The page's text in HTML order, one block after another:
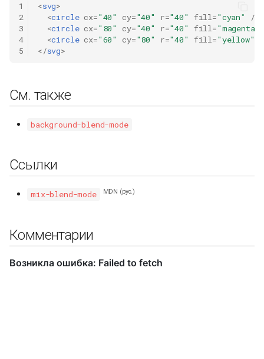
1
2
3
4
5
<svg>
<circle cx="40" cy="40" r="40" fill="cyan"
/>
<circle cx="80" cy="40" r="40" fill="magenta"
<circle cx="60" cy="80" r="40" fill="yellow"
</svg>
См. также
background-blend-mode
Ссылки
mix-blend-mode MDN (рус.)
Комментарии